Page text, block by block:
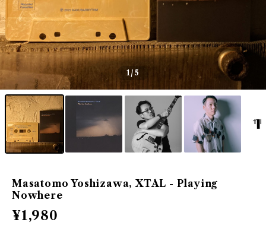
1/5
Masatomo Yoshizawa, XTAL - Playing
Nowhere
¥1,980